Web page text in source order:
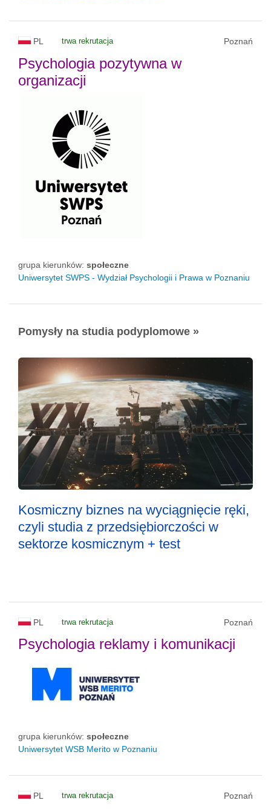
PL trwa rekrutacja Poznań
Psychologia pozytywna w
organizacji
grupa kierunków: społeczne
Uniwersytet SWPS - Wydział Psychologii i Prawa w Poznaniu
Pomysły na studia podyplomowe »
Kosmiczny biznes na wyciągnięcie ręki,
czyli studia z przedsiębiorczości w
sektorze kosmicznym + test
PL trwa rekrutacja Poznań
Psychologia reklamy i komunikacji
grupa kierunków: społeczne
Uniwersytet WSB Merito w Poznaniu
PL trwa rekrutacja Poznań